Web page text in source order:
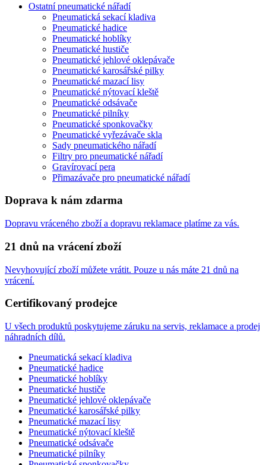
Ostatní pneumatické nářadí
Pneumatická sekací kladiva
Pneumatické hadice
Pneumatické hoblíky
Pneumatické hustiče
Pneumatické jehlové oklepávače
Pneumatické karosářské pilky
Pneumatické mazací lisy
Pneumatické nýtovací kleště
Pneumatické odsávače
Pneumatické pilníky
Pneumatické sponkovačky
Pneumatické vyřezávače skla
Sady pneumatického nářadí
Filtry pro pneumatické nářadí
Gravírovací pera
Přimazávače pro pneumatické nářadí
Doprava k nám zdarma
Dopravu vráceného zboží a dopravu reklamace platíme za vás.
21 dnů na vrácení zboží
Nevyhovující zboží můžete vrátit. Pouze u nás máte 21 dnů na
vrácení.
Certifikovaný prodejce
U všech produktů poskytujeme záruku na servis, reklamace a prodej
náhradních dílů.
Pneumatická sekací kladiva
Pneumatické hadice
Pneumatické hoblíky
Pneumatické hustiče
Pneumatické jehlové oklepávače
Pneumatické karosářské pilky
Pneumatické mazací lisy
Pneumatické nýtovací kleště
Pneumatické odsávače
Pneumatické pilníky